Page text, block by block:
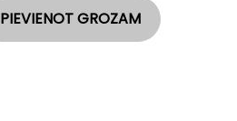
PIEVIENOT GROZAM